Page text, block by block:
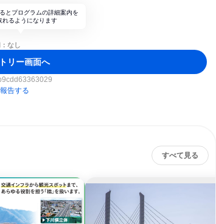
とプログラムの詳細案内を
れるようになります
なし
リー画面へ
告する
すべて見る